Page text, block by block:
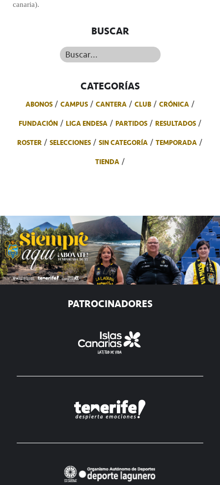
canaria).
BUSCAR
Buscar...
CATEGORÍAS
ABONOS CAMPUS CANTERA CLUB
CRÓNICA
FUNDACIÓN
LIGA ENDESA PARTIDOS
RESULTADOS
ROSTER
SELECCIONES SIN CATEGORÍA
TEMPORADA
TIENDA
PATROCINADORES